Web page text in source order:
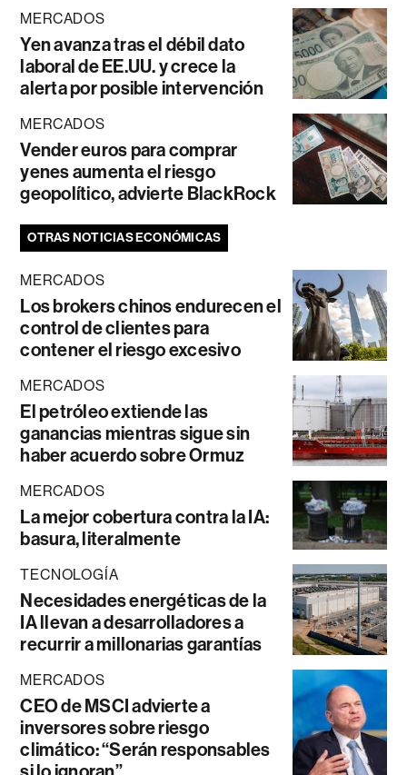
MERCADOS
Yen avanza tras el débil dato
laboral de EE.UU. y crece la
alerta por posible intervención
MERCADOS
Vender euros para comprar
yenes aumenta el riesgo
geopolítico, advierte BlackRock
OTRAS NOTICIAS ECONÓMICAS
MERCADOS
Los brokers chinos endurecen el
control de clientes para
contener el riesgo excesivo
MERCADOS
El petróleo extiende las
ganancias mientras sigue sin
haber acuerdo sobre Ormuz
MERCADOS
La mejor cobertura contra la IA:
basura, literalmente
TECNOLOGÍA
Necesidades energéticas de la
IA llevan a desarrolladores a
recurrir a millonarias garantías
MERCADOS
CEO de MSCI advierte a
inversores sobre riesgo
climático: “Serán responsables